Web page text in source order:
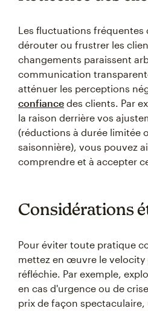
Les fluctuations fréquentes
dérouter ou frustrer les
changements paraissent
communication
atténuer les perceptions
confiance des clients. Par
la raison derrière vos
(réductions à durée limitée
saisonnière), vous pouvez
comprendre et à accepter
Considérations
Pour éviter toute pratique
mettez en œuvre le velocity
réfléchie. Par exemple,
en cas d'urgence ou de
prix de façon